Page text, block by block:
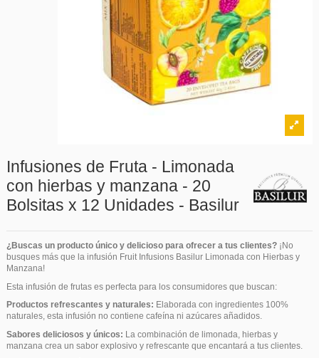
Infusiones de Fruta - Limonada
con hierbas y manzana - 20
Bolsitas x 12 Unidades - Basilur
¿Buscas un producto único y delicioso para ofrecer a tus clientes? ¡No
busques más que la infusión Fruit Infusions Basilur Limonada con Hierbas y
Manzana!
Esta infusión de frutas es perfecta para los consumidores que buscan:
Productos refrescantes y naturales: Elaborada con ingredientes 100%
naturales, esta infusión no contiene cafeína ni azúcares añadidos.
Sabores deliciosos y únicos: La combinación de limonada, hierbas y
manzana crea un sabor explosivo y refrescante que encantará a tus clientes.